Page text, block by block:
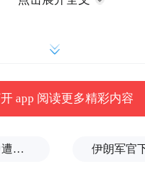
app 阅读更多精彩内容
飞机起飞途中遭雷击！航班滞留3小时临时换机